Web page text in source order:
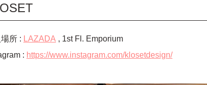
所 : LAZADA , 1st Fl. Emporium
: https://www.instagram.com/klosetdesign/